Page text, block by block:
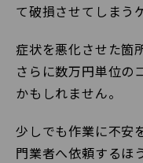
て破損させてしまう
症状を悪化させた箇
さらに数万円単位の
かもしれません。
少しでも作業に不安
門業者へ依頼するほ